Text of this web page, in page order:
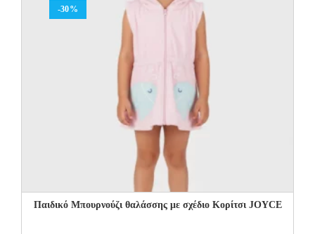
-30%
Παιδικό Μπουρνούζι θαλάσσης με σχέδιο Κορίτσι JOYCE